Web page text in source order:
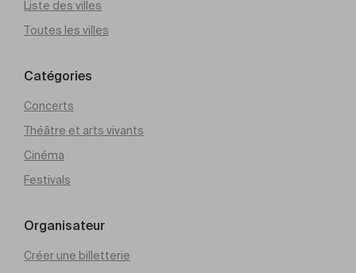
Liste des villes
Toutes les villes
Catégories
Concerts
Théâtre et arts vivants
Cinéma
Festivals
Organisateur
Créer une billetterie